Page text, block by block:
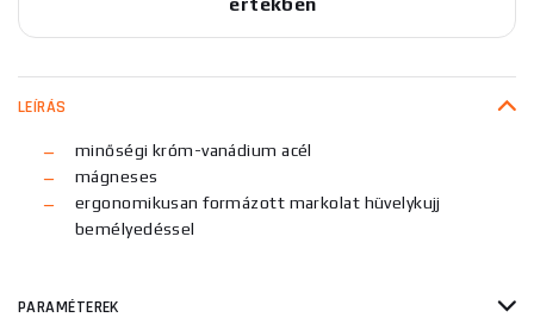
LEÍRÁS
minőségi króm-vanádium acél
mágneses
ergonomikusan formázott markolat hüvelykujj
bemélyedéssel
PARAMÉTEREK